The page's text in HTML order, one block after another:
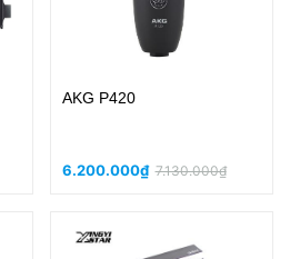
AKG P420
6.200.000₫7.130.000₫